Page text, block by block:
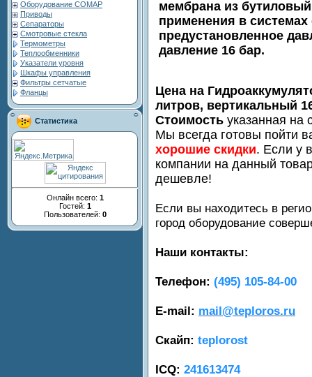
Оборудование COMAP
Приводы
Сепараторы
Смотровые стекла
Термометры
Теплообменники
Указатели уровня
Шкафы управления
Фильтры сетчатые
Фланцы
Статистика
Онлайн всего: 1
Гостей: 1
Пользователей: 0
мембрана из
применения в
предустановленное
давление 16 бар.
Цена на
литров, вертикальный
Стоимость указанная на
Мы всегда готовы пойти
хорошие скидки. Если у
компании на данный
дешевле!
Если вы находитесь в
город оборудование
Наши контакты:
Телефон: (495) 105-84-00
E-mail: mail@teploros.ru
Скайп: teplorost
ICQ: 241613474